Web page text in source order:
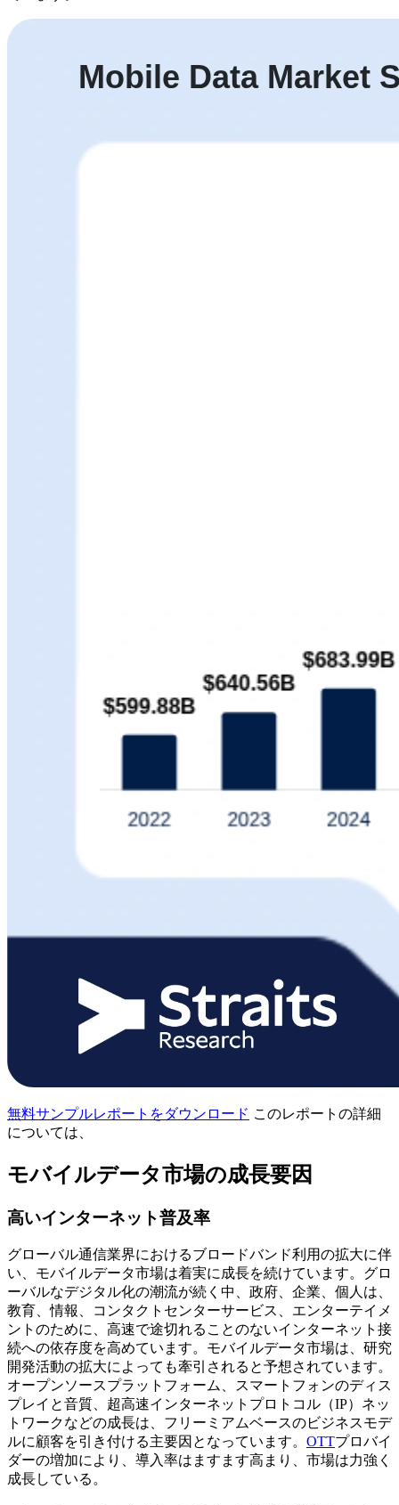
無料サンプルレポートをダウンロード このレポートの詳細
については、
モバイルデータ市場の成長要因
高いインターネット普及率
グローバル通信業界におけるブロードバンド利用の拡大に伴
い、モバイルデータ市場は着実に成長を続けています。グロ
ーバルなデジタル化の潮流が続く中、政府、企業、個人は、
教育、情報、コンタクトセンターサービス、エンターテイメ
ントのために、高速で途切れることのないインターネット接
続への依存度を高めています。モバイルデータ市場は、研究
開発活動の拡大によっても牽引されると予想されています。
オープンソースプラットフォーム、スマートフォンのディス
プレイと音質、超高速インターネットプロトコル（IP）ネッ
トワークなどの成長は、フリーミアムベースのビジネスモデ
ルに顧客を引き付ける主要因となっています。 OTTプロバイ
ダーの増加により、導入率はますます高まり、市場は力強く
成長している。